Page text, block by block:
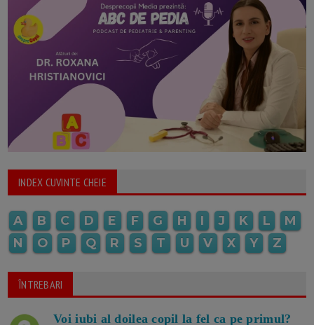
INDEX CUVINTE CHEIE
A B C D E F G H I J K L
M
N
O P Q R S T U V X Y Z
ÎNTREBARI
Voi iubi al doilea copil la fel ca pe primul?